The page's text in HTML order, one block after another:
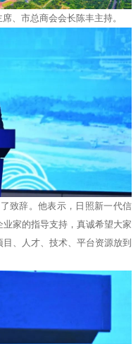
、市总商会会长陈丰主持。
致辞。他表示，日照新一代信
家的指导支持，真诚希望大家
、人才、技术、平台资源放到